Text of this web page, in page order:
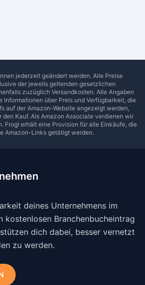
jederzeit geändert werden. Alle Preise
der jeweils geltenden gesetzlichen
zuzüglich Versandkosten. Alle Angaben
Informationen über Preis und Verfügbarkeit, die
auf der Amazon-Website angezeigt werden,
Kauf. Als Amazon Associate verdienen wir
Frogl erhält eine Provision für alle Einkäufe, die
Amazon-Links getätigt werden.
deines Unternehmens im
kostenlosen Branchenbucheintrag
dich dabei, besser vernetzt
zu werden.